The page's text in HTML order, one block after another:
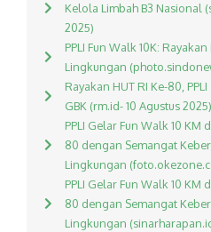
Kelola Limbah B3 Nasional
2025)
PPLI Fun Walk 10K:
Lingkungan
Rayakan HUT RI Ke-80,
GBK (rm.id- 10 Agustus 2025)
PPLI Gelar Fun Walk 10 KM
80 dengan Semangat
Lingkungan
PPLI Gelar Fun Walk 10 KM
80 dengan Semangat
Lingkungan